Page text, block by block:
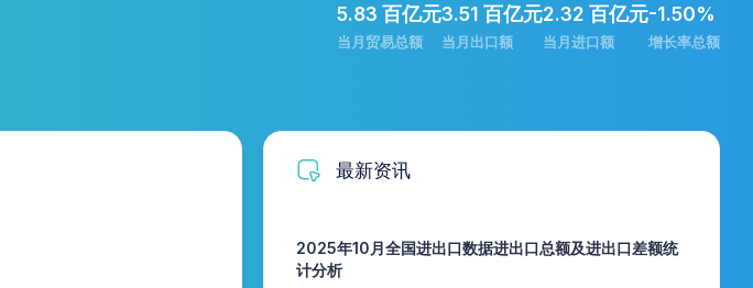
5.83 百亿元
当月贸易总额
3.51 百亿元
当月出口额
2.32 百亿元
当月进口额
-1.50%
增长率总额
最新资讯
2025年10月全国进出口数据进出口总额及进出口差额统
计分析